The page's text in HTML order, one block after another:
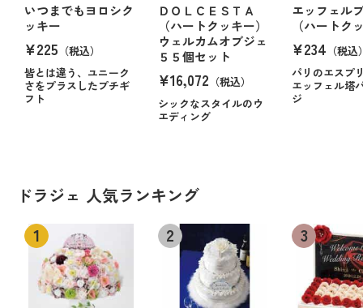
いつまでもヨロシク
ッキー
¥225 （税込）
皆とは違う、ユニーク
さをプラスしたプチギ
フト
ＤＯＬＣＥＳＴＡ
（ハートクッキー）
ウェルカムオブジェ
５５個セット
¥16,072 （税込）
シックなスタイルのウ
エディング
エッフェル
（ハートク
¥234 （税込
パリのエスプ
エッフェル塔
ジ
ドラジェ 人気ランキング